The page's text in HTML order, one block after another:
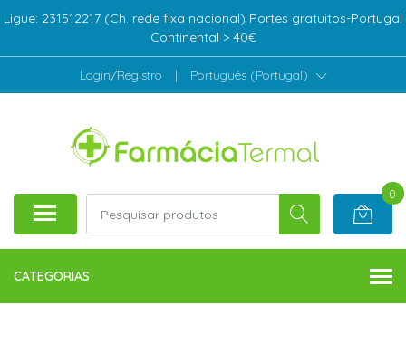
Ligue: 231512217 (Ch. rede fixa nacional) Portes gratuitos-Portugal
Continental > 40€
Login/Registro | Português (Portugal)
0
CATEGORIAS